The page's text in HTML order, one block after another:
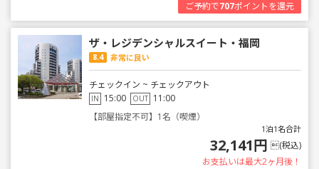
ご予約で707ポイントを還元
ザ・レジデンシャルスイート・福岡
8.4 非常に良い
チェックイン ~ チェックアウト
IN 15:00 OUT 11:00
【部屋指定不可】1名（喫煙）
1泊1名合計
32,141円 (税込)
お支払いは最大2ヶ月後！